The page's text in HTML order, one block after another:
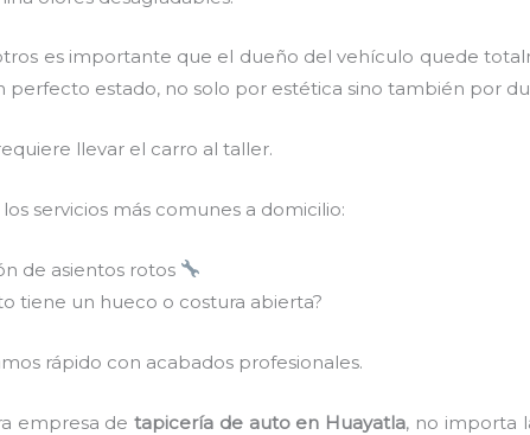
es importante que el dueño del vehículo quede
perfecto estado, no solo por estética sino también por
llevar el carro al taller.
los servicios más comunes a domicilio:
de asientos rotos
tiene un hueco o costura abierta?
rápido con acabados profesionales.
empresa detapicería de auto en Huayatla, no importa